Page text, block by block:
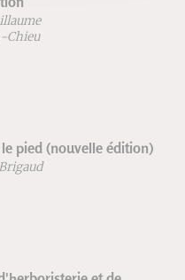
Chieu
pied (nouvelle édition)